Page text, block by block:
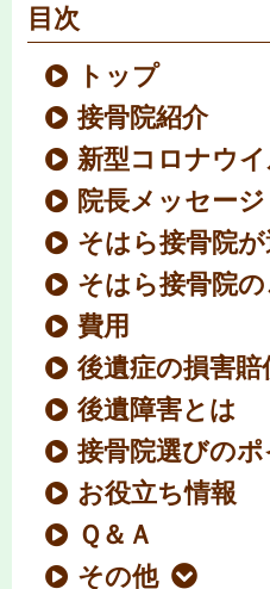
目次
トップ
接骨院紹介
新型コロナウ
院長メッセージ
そはら接骨院
そはら接骨院
費用
後遺症の損害賠
後遺障害とは
接骨院選びのポ
お役立ち情報
Ｑ＆Ａ
その他